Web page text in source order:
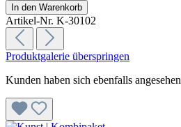
In den Warenkorb
Artikel-Nr. K-30102
Produktgalerie überspringen
Kunden haben sich ebenfalls angesehen